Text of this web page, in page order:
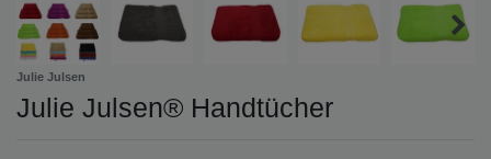
Julie Julsen
Julie Julsen® Handtücher